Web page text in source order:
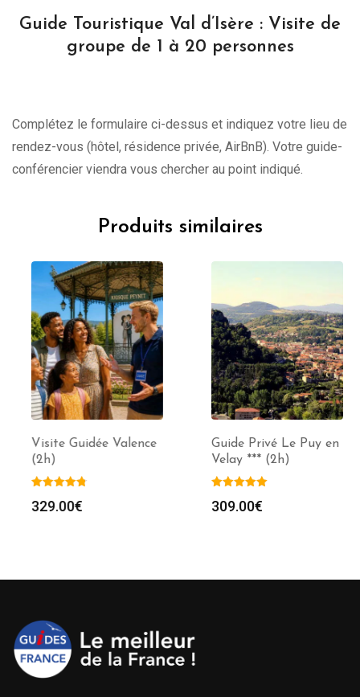
Guide Touristique Val d’Isère : Visite de
groupe de 1 à 20 personnes
Complétez le formulaire ci-dessus et indiquez votre lieu de
rendez-vous (hôtel, résidence privée, AirBnB). Votre guide-
conférencier viendra vous chercher au point indiqué.
Produits similaires
Visite Guidée Valence
(2h)
329.00€
Guide Privé Le Puy en
Velay *** (2h)
309.00€